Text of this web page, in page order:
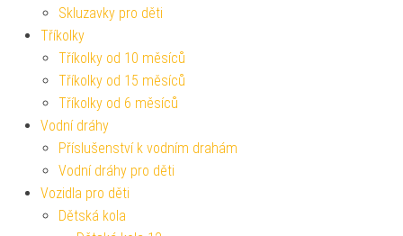
Skluzavky pro děti
Tříkolky
Tříkolky od 10 měsíců
Tříkolky od 15 měsíců
Tříkolky od 6 měsíců
Vodní dráhy
Příslušenství k vodním drahám
Vodní dráhy pro děti
Vozidla pro děti
Dětská kola